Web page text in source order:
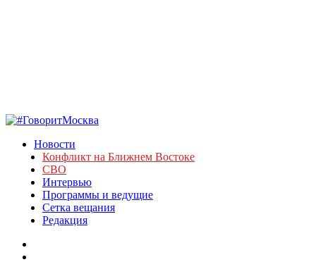
Новости
Конфликт на Ближнем Востоке
СВО
Интервью
Программы и ведущие
Сетка вещания
Редакция